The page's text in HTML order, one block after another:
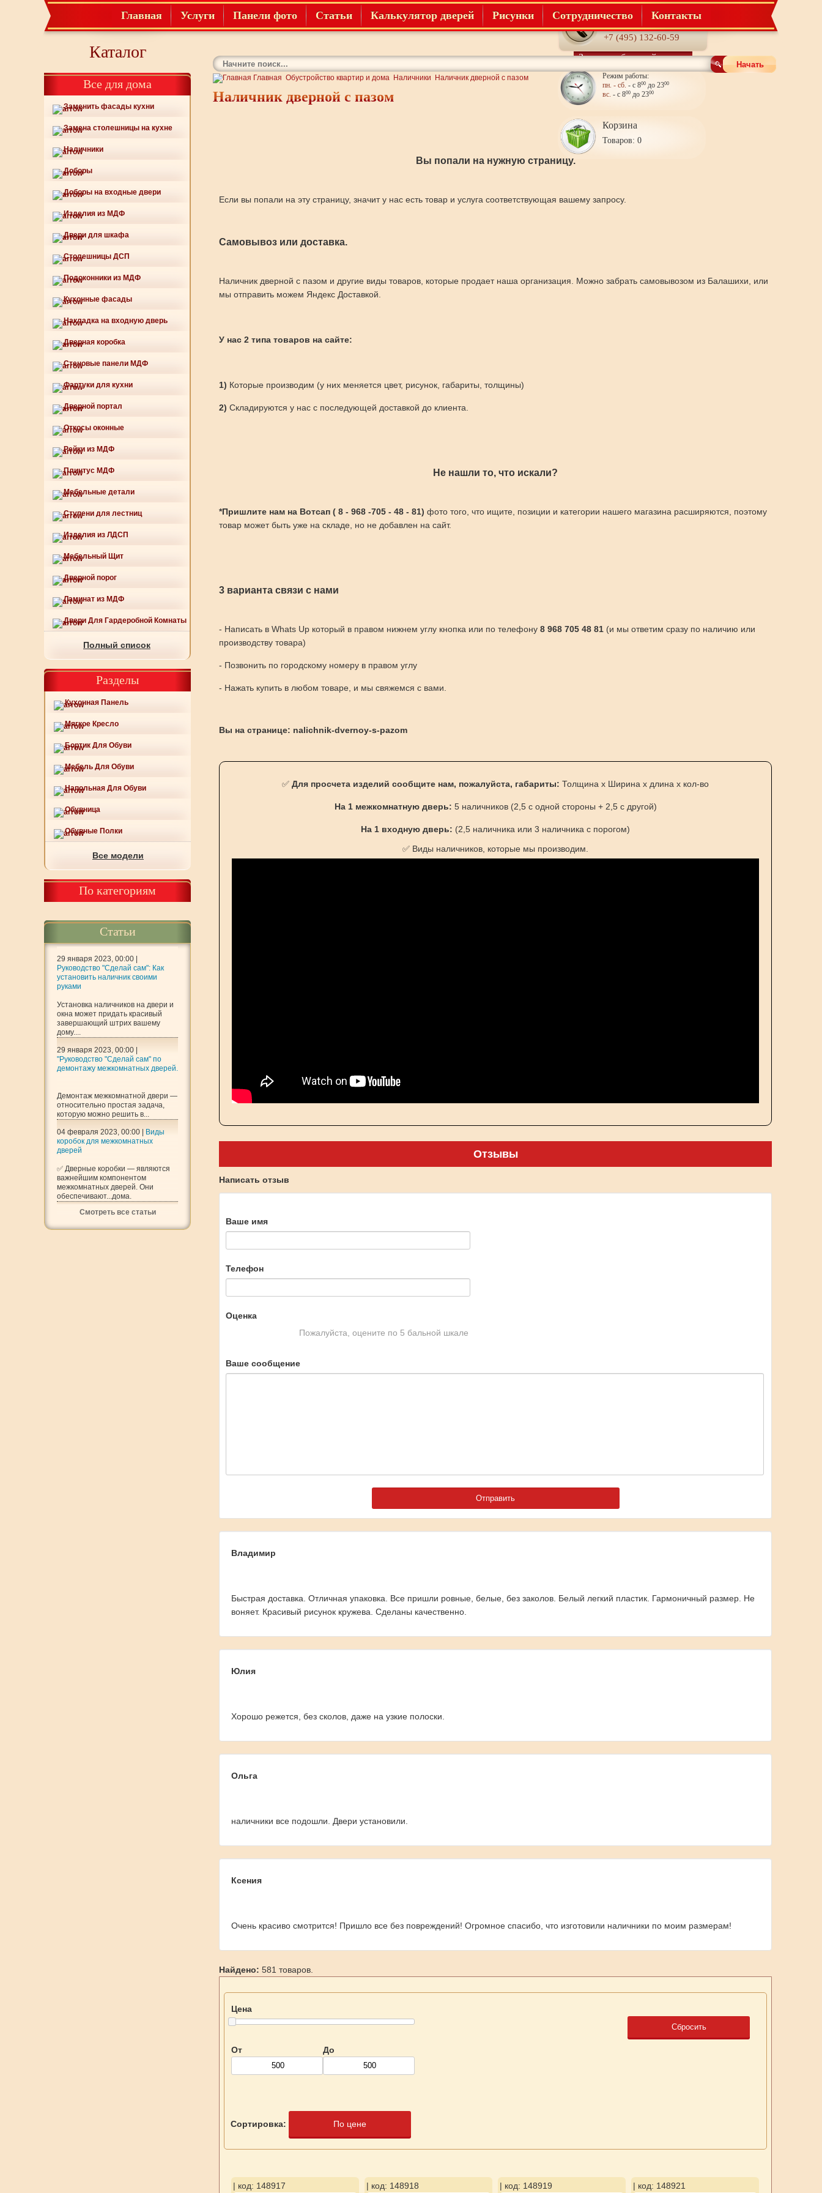
Телефон:
+7 (495) 132-60-59
Заказать обратный звонок
Режим работы:
пн. - сб. - с 800до 2300
вс. - с 800до 2300
Корзина
Товаров: 0
Главная Услуги Панели фото Статьи Калькулятор дверей Рисунки Сотрудничество Контакты
Каталог
Все для дома
Заменить фасады кухни
Замена столешницы на кухне
Наличники
Доборы
Доборы на входные двери
Изделия из МДФ
Двери для шкафа
Столешницы ДСП
Подоконники из МДФ
Кухонные фасады
Накладка на входную дверь
Дверная коробка
Стеновые панели МДФ
Фартуки для кухни
Дверной портал
Откосы оконные
Рейки из МДФ
Плинтус МДФ
Мебельные детали
Ступени для лестниц
Изделия из ЛДСП
Мебельный Щит
Дверной порог
Ламинат из МДФ
Двери Для Гардеробной Комнаты
Полный список
Разделы
Кухонная Панель
Мягкое Кресло
Бортик Для Обуви
Мебель Для Обуви
Напольная Для Обуви
Обувница
Обувные Полки
Все модели
По категориям
Статьи
29 января 2023, 00:00 |
Руководство "Сделай сам": Как
установить наличник своими
руками
Установка наличников на двери и
окна может придать красивый
завершающий штрих вашему
дому....
29 января 2023, 00:00 |
"Руководство "Сделай сам" по
демонтажу межкомнатных дверей.
Демонтаж межкомнатной двери —
относительно простая задача,
которую можно решить в...
04 февраля 2023, 00:00 |
Виды
коробок для межкомнатных
дверей
✅ Дверные коробки — являются
важнейшим компонентом
межкомнатных дверей. Они
обеспечивают...дома.
Смотреть все статьи
Начать
Главная Обустройство квартир и дома Наличники Наличник дверной с пазом
Наличник дверной с пазом
Вы попали на нужную страницу.
Если вы попали на эту страницу, значит у нас есть товар и услуга соответствующая вашему запросу.
Самовывоз или доставка.
Наличник дверной с пазом и другие виды товаров, которые продает наша организация. Можно забрать самовывозом из Балашихи, или
мы отправить можем Яндекс Доставкой.
У нас 2 типа товаров на сайте:
1) Которые производим (у них меняется цвет, рисунок, габариты, толщины)
2) Складируются у нас с последующей доставкой до клиента.
Не нашли то, что искали?
*Пришлите нам на Вотсап ( 8 - 968 -705 - 48 - 81) фото того, что ищите, позиции и категории нашего магазина расширяются, поэтому
товар может быть уже на складе, но не добавлен на сайт.
3 варианта связи с нами
- Написать в Whats Up который в правом нижнем углу кнопка или по телефону 8 968 705 48 81 (и мы ответим сразу по наличию или
производству товара)
- Позвонить по городскому номеру в правом углу
- Нажать купить в любом товаре, и мы свяжемся с вами.
Вы на странице: nalichnik-dvernoy-s-pazom
✅ Для просчета изделий сообщите нам, пожалуйста, габариты: Толщина х Ширина х длина х кол-во
На 1 межкомнатную дверь: 5 наличников (2,5 с одной стороны + 2,5 с другой)
На 1 входную дверь: (2,5 наличника или 3 наличника с порогом)
✅ Виды наличников, которые мы производим.
Отзывы
Написать отзыв
Ваше имя
Телефон
Оценка
Пожалуйста, оцените по 5 бальной шкале
Ваше сообщение
Владимир
Быстрая доставка. Отличная упаковка. Все пришли ровные, белые, без заколов. Белый легкий пластик. Гармоничный размер. Не
воняет. Красивый рисунок кружева. Сделаны качественно.
Юлия
Хорошо режется, без сколов, даже на узкие полоски.
Ольга
наличники все подошли. Двери установили.
Ксения
Очень красиво смотрится! Пришло все без повреждений! Огромное спасибо, что изготовили наличники по моим размерам!
Найдено: 581 товаров.
Цена
От До
Сбросить
Сортировка: По цене
| код: 148917 | код: 148918 | код: 148919 | код: 148921